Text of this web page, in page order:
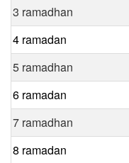
3 ramadhan
4 ramadan
5 ramadhan
6 ramadan
7 ramadhan
8 ramadan